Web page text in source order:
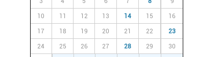
10 11 12 13 14 15 16
17 18 19 20 21 22 23
24 25 26 27 28 29 30